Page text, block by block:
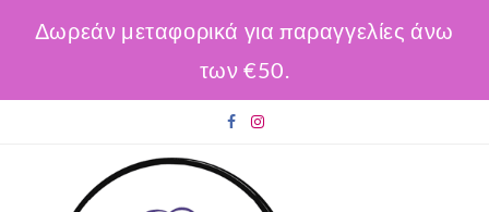
Δωρεάν μεταφορικά για παραγγελίες άνω
των €50.